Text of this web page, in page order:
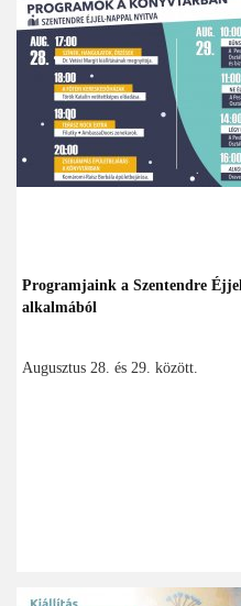
Programjaink a Szentendre
alkalmából
Augusztus 28. és 29. között.